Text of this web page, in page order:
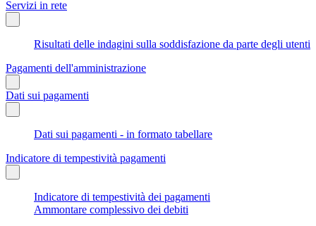
Servizi in rete
Risultati delle indagini sulla soddisfazione da parte degli utenti
Pagamenti dell'amministrazione
Dati sui pagamenti
Dati sui pagamenti - in formato tabellare
Indicatore di tempestività pagamenti
Indicatore di tempestività dei pagamenti
Ammontare complessivo dei debiti